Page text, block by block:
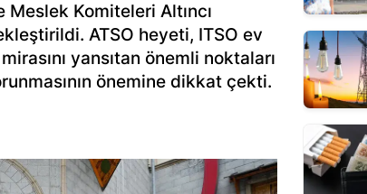
Komiteleri Altıncı
ATSO heyeti, ITSO ev
yansıtan önemli noktaları
önemine dikkat çekti.